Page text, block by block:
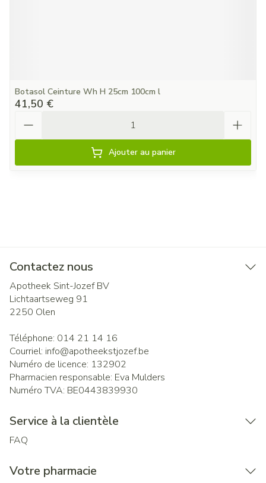
Botasol Ceinture Wh H 25cm 100cm l
41,50 €
Ajouter au panier
Contactez nous
Apotheek Sint-Jozef BV
Lichtaartseweg 91
2250 Olen
Téléphone: 014 21 14 16
Courriel: info@apotheekstjozef.be
Numéro de licence: 132902
Pharmacien responsable: Eva Mulders
Numéro TVA: BE0443839930
Service à la clientèle
FAQ
Votre pharmacie